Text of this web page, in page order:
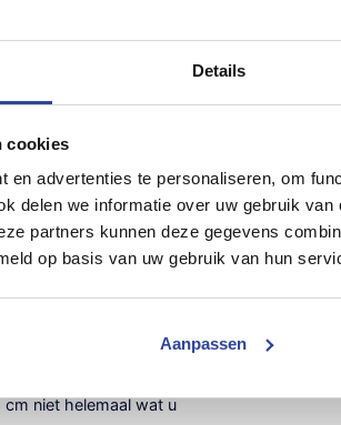
Details
cookies
en advertenties te personaliseren, om
delen we informatie over uw gebruik
partners kunnen deze gegevens
op basis van uw gebruik van hun
Aanpassen
van
klepsluitingen
de wagen (ook voor- en
kwaliteit voorzien van
niet helemaal wat u